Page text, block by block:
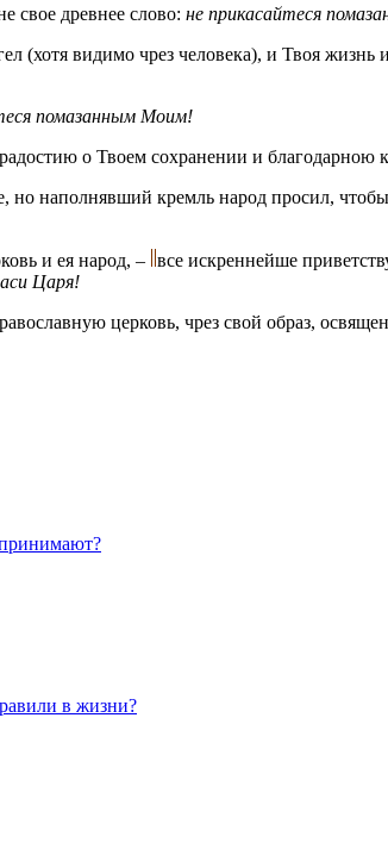
древнее слово: не прикасайтеся
(хотя видимо чрез человека), и Твоя
помазанным Моим!
о Твоем сохранении и благодарною
но наполнявший кремль народ просил,
и ея народ, – все искреннейше
Царя!
церковь, чрез свой образ,
принимают?
в жизни?